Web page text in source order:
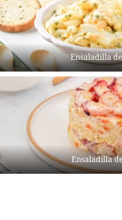
Ensaladilla
Ensaladilla